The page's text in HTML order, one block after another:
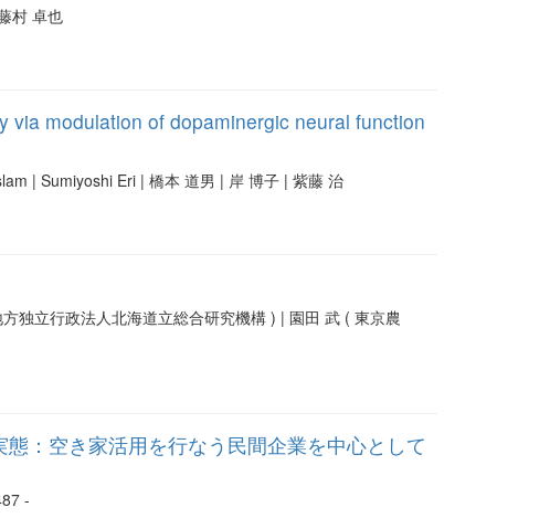
村 卓也
modulation of dopaminergic neural function
| Sumiyoshi Eri | 橋本 道男 | 岸 博子 | 紫藤 治
独立行政法人北海道立総合研究機構 ) | 園田 武 ( 東京農
：空き家活用を行なう民間企業を中心として
-